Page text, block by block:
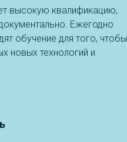
высокую квалификацию,
Ежегодно
обучение для того, чтобы
новых технологий и